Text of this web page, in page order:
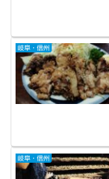
岐阜・信州
岐阜・信州